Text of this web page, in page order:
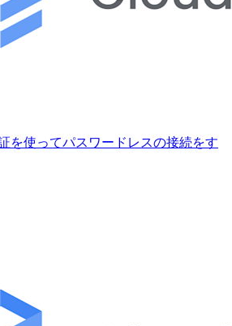
を使ってパスワードレスの接続をす